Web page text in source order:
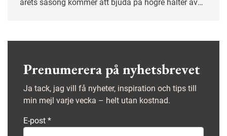
årets säsong kommer att bjuda på högre halter av
Prenumerera på nyhetsbrevet
Ja tack, jag vill få nyheter, inspiration och tips till
min mejl varje vecka – helt utan kostnad.
E-post *